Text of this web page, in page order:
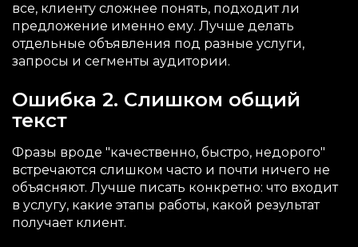
все, клиенту сложнее понять, подходит ли
предложение именно ему. Лучше делать
отдельные объявления под разные услуги,
запросы и сегменты аудитории.
Ошибка 2. Слишком общий
текст
Фразы вроде "качественно, быстро, недорого"
встречаются слишком часто и почти ничего не
объясняют. Лучше писать конкретно: что входит
в услугу, какие этапы работы, какой результат
получает клиент.